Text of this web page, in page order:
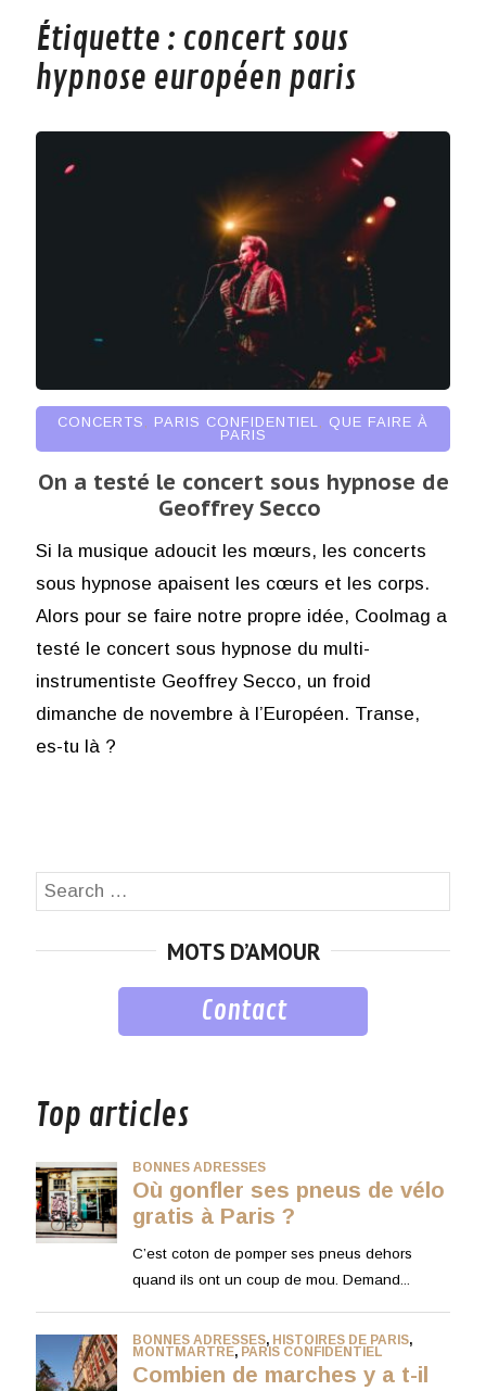
Étiquette : concert sous
hypnose européen paris
CONCERTS PARIS CONFIDENTIEL
QUE FAIRE À
PARIS
On a testé le concert sous hypnose de
Geoffrey Secco
Si la musique adoucit les mœurs, les concerts
sous hypnose apaisent les cœurs et les corps.
Alors pour se faire notre propre idée, Coolmag a
testé le concert sous hypnose du multi-
instrumentiste Geoffrey Secco, un froid
dimanche de novembre à l’Européen. Transe,
es-tu là ?
Search
MOTS D’AMOUR
Contact
Top articles